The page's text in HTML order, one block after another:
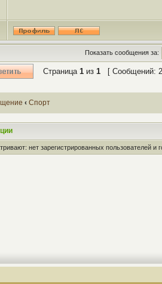
Показать сообщения за:
Страница 1 из 1 [ Сообщений:
‹ Спорт
нет зарегистрированных пользователей и